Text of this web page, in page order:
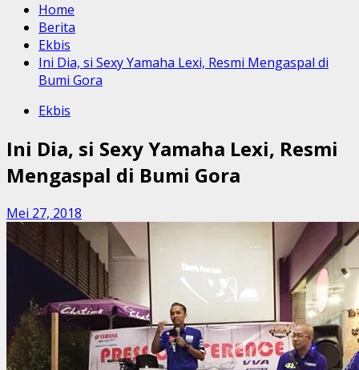
Home
Berita
Ekbis
Ini Dia, si Sexy Yamaha Lexi, Resmi Mengaspal di
Bumi Gora
Ekbis
Ini Dia, si Sexy Yamaha Lexi, Resmi
Mengaspal di Bumi Gora
Mei 27, 2018